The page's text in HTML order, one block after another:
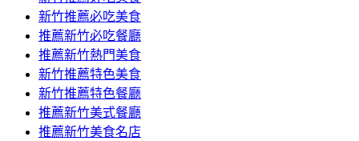
新竹推薦必吃美食
推薦新竹必吃餐廳
推薦新竹熱門美食
新竹推薦特色美食
新竹推薦特色餐廳
推薦新竹美式餐廳
推薦新竹美食名店